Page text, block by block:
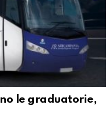
le graduatorie,